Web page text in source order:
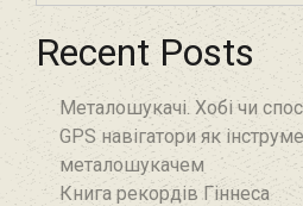
Recent Posts
Металошукачі. Хобі чи
GPS навігатори як
металошукачем
Книга рекордів Гіннеса